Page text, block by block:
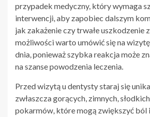
przypadek medyczny, który wymaga
interwencji, aby zapobiec dalszym
jak zakażenie czy trwałe uszkodzenie
możliwości warto umówić się na
dnia, ponieważ szybka reakcja może
na szanse powodzenia leczenia.
Przed wizytą u dentysty staraj się
zwłaszcza gorących, zimnych,
pokarmów, które mogą zwiększyć ból